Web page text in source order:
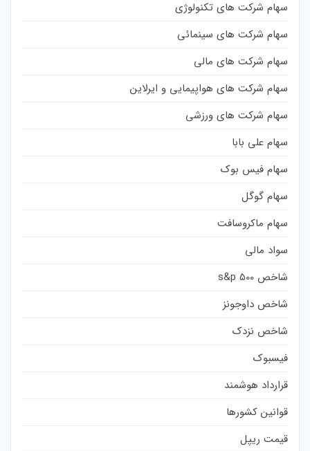
سهام شرکت های تکنولوژی
سهام شرکت های سینمائی
سهام شرکت های مالی
سهام شرکت های هواپیمایی و ایرلاین
سهام شرکت های ورزشی
سهام علی بابا
سهام فیس بوک
سهام گوگل
سهام ماکروسافت
سواد مالی
شاخص s&p 500
شاخص داوجونز
شاخص نزدک
فیسبوک
قرارداد هوشمند
قوانین کشورها
قیمت ریپل